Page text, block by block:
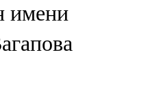
имени